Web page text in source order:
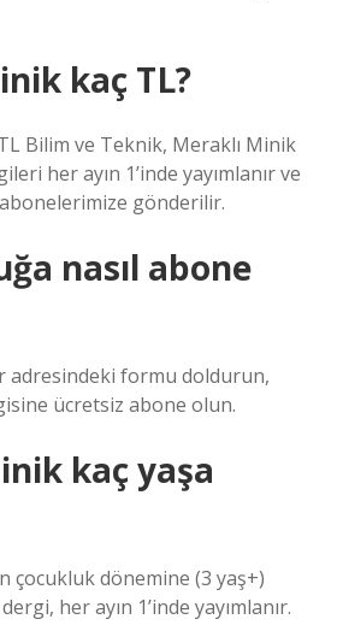
kaç TL?
Bilim ve Teknik, Meraklı Minik
her ayın 1’inde yayımlanır ve
gönderilir.
nasıl abone
adresindeki formu doldurun,
ücretsiz abone olun.
kaç yaşa
çocukluk dönemine (3 yaş+)
her ayın 1’inde yayımlanır.